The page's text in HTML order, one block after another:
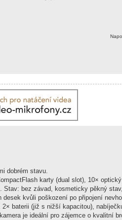
dobrém stavu.
karty (dual slot), 10×
bez závad, kosmeticky pěkný
kvůli poškození po připojení
baterii (již s nižší kapacitou),
je ideální pro zájemce o kvalitní